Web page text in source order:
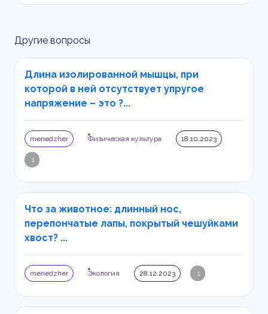
Другие вопросы
Длина изолированной мышцы, при
которой в ней отсутствует упругое
напряжение – это ?...
menedzher Физическая культура 18.10.2023
1
Что за животное: длинный нос,
перепончатые лапы, покрытый чешуйками
хвост? ...
menedzher Экология 28.12.2023 1